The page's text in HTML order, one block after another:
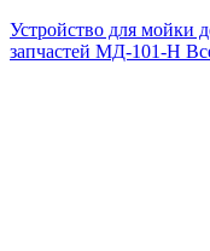
Устройство для мойки
запчастей МД-101-Н